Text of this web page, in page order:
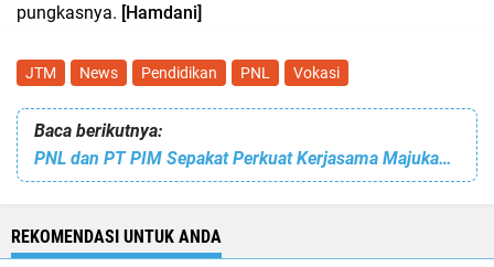
pungkasnya. [Hamdani]
JTM News Pendidikan PNL Vokasi
Baca berikutnya:
PNL dan PT PIM Sepakat Perkuat Kerjasama Majukan Pendidikan Vokasi
REKOMENDASI UNTUK ANDA